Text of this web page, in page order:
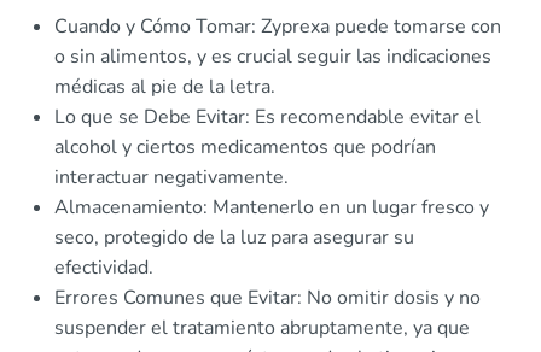
Cuando y Cómo Tomar: Zyprexa puede tomarse con
o sin alimentos, y es crucial seguir las indicaciones
médicas al pie de la letra.
Lo que se Debe Evitar: Es recomendable evitar el
alcohol y ciertos medicamentos que podrían
interactuar negativamente.
Almacenamiento: Mantenerlo en un lugar fresco y
seco, protegido de la luz para asegurar su
efectividad.
Errores Comunes que Evitar: No omitir dosis y no
suspender el tratamiento abruptamente, ya que